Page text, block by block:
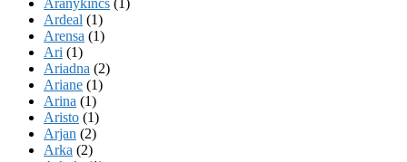
Ardeal (1)
Arensa (1)
Ari (1)
Ariadna (2)
Ariane (1)
Arina (1)
Aristo (1)
Arjan (2)
Arka (2)